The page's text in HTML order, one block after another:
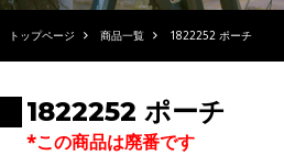
トップページ 商品一覧 1822252 ポーチ
1822252 ポーチ
*この商品は廃番です